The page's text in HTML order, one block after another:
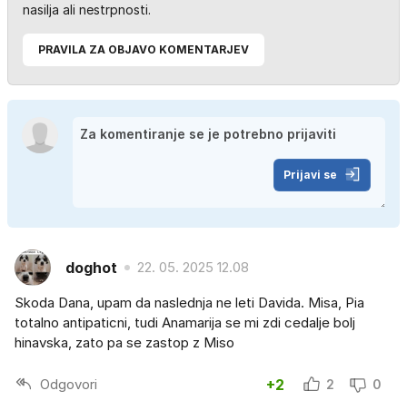
nasilja ali nestrpnosti.
PRAVILA ZA OBJAVO KOMENTARJEV
Prijavi se
doghot 22. 05. 2025 12.08
Skoda Dana, upam da naslednja ne leti Davida. Misa, Pia
totalno antipaticni, tudi Anamarija se mi zdi cedalje bolj
hinavska, zato pa se zastop z Miso
Odgovori +2 2 0